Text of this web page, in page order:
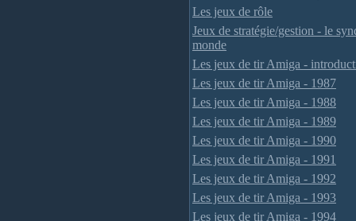
Les jeux de rôle
Jeux de stratégie/gestion - le
monde
Les jeux de tir Amiga -
Les jeux de tir Amiga - 1987
Les jeux de tir Amiga - 1988
Les jeux de tir Amiga - 1989
Les jeux de tir Amiga - 1990
Les jeux de tir Amiga - 1991
Les jeux de tir Amiga - 1992
Les jeux de tir Amiga - 1993
Les jeux de tir Amiga - 1994